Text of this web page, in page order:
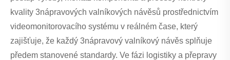
kvality 3nápravových valníkových návěsů prostřednictvím
videomonitorovacího systému v reálném čase, který
zajišťuje, že každý 3nápravový valníkový návěs splňuje
předem stanovené standardy. Ve fázi logistiky a přepravy